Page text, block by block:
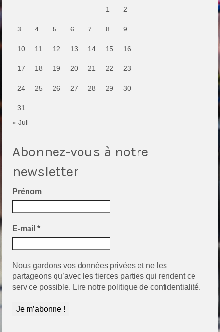
1 2
3 4 5 6 7 8 9
10 11 12 13 14 15 16
17 18 19 20 21 22 23
24 25 26 27 28 29 30
31
« Juil
Abonnez-vous à notre
newsletter
Prénom
E-mail *
Nous gardons vos données privées et ne les
partageons qu’avec les tierces parties qui rendent ce
service possible. Lire notre politique de confidentialité.